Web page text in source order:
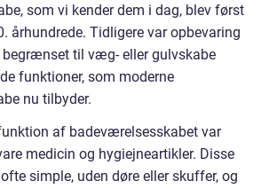
som vi kender dem i dag, blev først
århundrede. Tidligere var opbevaring
til væg- eller gulvskabe
funktioner, som moderne
nu tilbyder.
af badeværelsesskabet var
medicin og hygiejneartikler. Disse
simple, uden døre eller skuffer, og